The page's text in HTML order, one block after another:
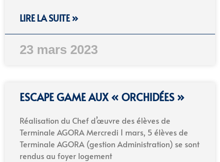
LIRE LA SUITE »
23 mars 2023
ESCAPE GAME AUX « ORCHIDÉES »
Réalisation du Chef d’œuvre des élèves de
Terminale AGORA Mercredi 1 mars, 5 élèves de
Terminale AGORA (gestion Administration) se sont
rendus au foyer logement